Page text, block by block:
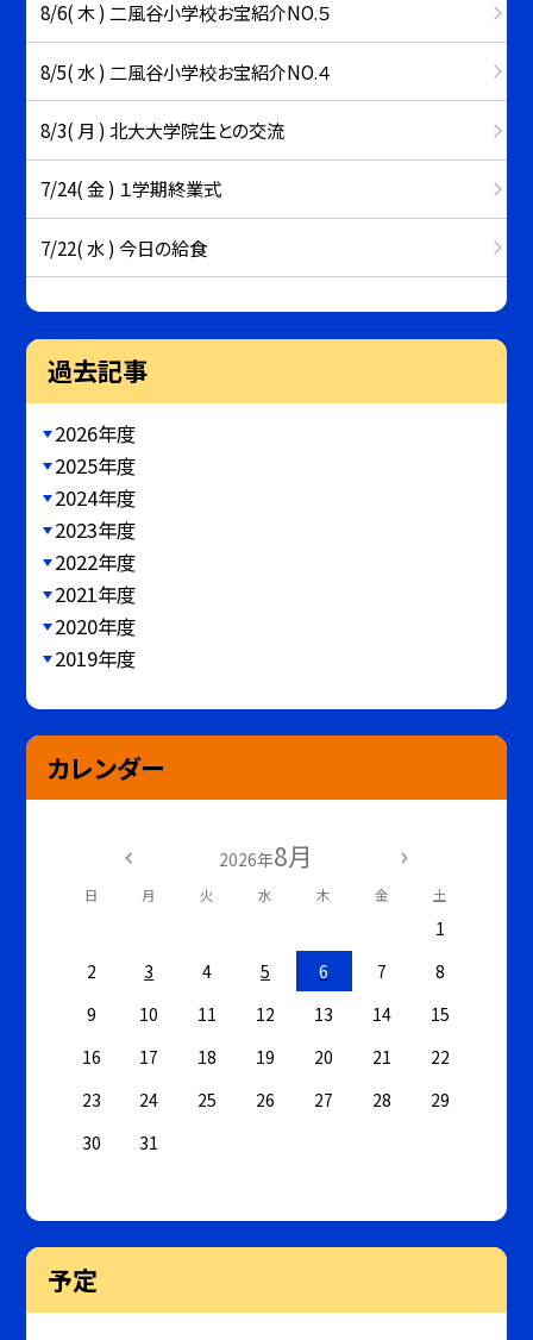
8/6( 木 ) 二風谷小学校お宝紹介NO.５
8/5( 水 ) 二風谷小学校お宝紹介NO.４
8/3( 月 ) 北大大学院生との交流
7/24( 金 ) １学期終業式
7/22( 水 ) 今日の給食
過去記事
2026年度
2025年度
2024年度
2023年度
2022年度
2021年度
2020年度
2019年度
カレンダー
2026年8月
日 月 火 水 木 金 土
1
2
3 4 5 6 7
8
9
10 11 12 13 14
15
16
17 18 19 20 21
22
23
24 25 26 27 28
29
30
31
予定